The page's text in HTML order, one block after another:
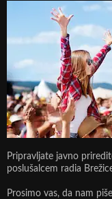
Pripravljate javno
poslušalcem radia
Prosimo vas, da nam